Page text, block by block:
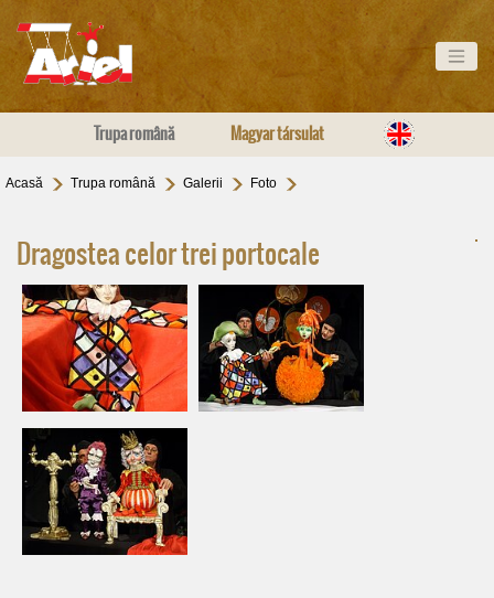
Trupa română Magyar társulat
Acasă Trupa română Galerii Foto
Dragostea celor trei portocale